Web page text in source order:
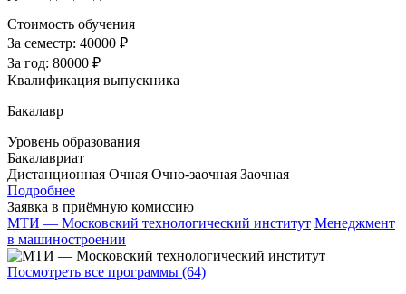
Стоимость обучения
За семестр: 40000 ₽
За год: 80000 ₽
Квалификация выпускника
Бакалавр
Уровень образования
Бакалавриат
Дистанционная Очная Очно-заочная Заочная
Подробнее
Заявка в приёмную комиссию
МТИ — Московский технологический институт Менеджмент
в машиностроении
Посмотреть все программы (64)